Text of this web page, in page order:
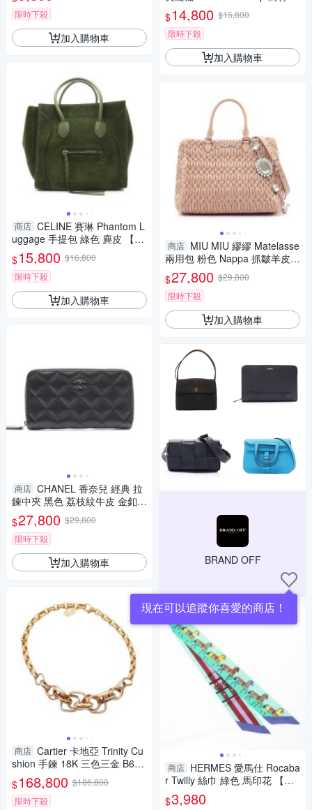
限時下殺
加入購物車
商店 CELINE 賽琳 Phantom L
uggage 手提包 綠色 麂皮 【二
手名牌BRAND OFF】
$15,800 $16,800
限時下殺
加入購物車
商店 CHANEL 香奈兒 經典 拉
鍊中夾 黑色 荔枝紋牛皮 金釦
二手精品 【二手名牌BRAND O
FF】
$27,800 $29,800
限時下殺
加入購物車
商店 Cartier 卡地亞 Trinity Cu
shion 手鍊 18K 三色三金 B608
0815 【二手名牌BRAND OF
F】
$168,800 $186,800
限時下殺
藍色 羊皮編織 【二手名牌BRA
ND OFF】
$14,800 $15,800
限時下殺
加入購物車
商店 MIU MIU 繆繆 Matelasse
兩用包 粉色 Nappa 抓皺羊皮
水晶 RN0958 【二手名牌BRA
ND OFF】
$27,800 $29,800
限時下殺
加入購物車
BRAND OFF
現在可以追蹤你喜愛的商店！
商店 HERMES 愛馬仕 Rocaba
r Twilly 絲巾 綠色 馬印花 【二
手名牌BRAND OFF】
$3,980